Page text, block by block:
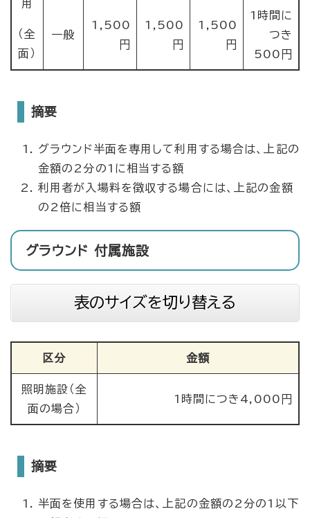
用
（全
面）
一般
1,500
円
1,500
円
1,500
円
1時間に
つき
500円
摘要
グラウンド半面を専用して利用する場合は、上記の
金額の2分の1に相当する額
利用者が入場料を徴収する場合には、上記の金額
の2倍に相当する額
グラウンド 付属施設
表のサイズを切り替える
区分 金額
照明施設（全
面の場合）
1時間につき4,000円
摘要
半面を使用する場合は、上記の金額の2分の1以下